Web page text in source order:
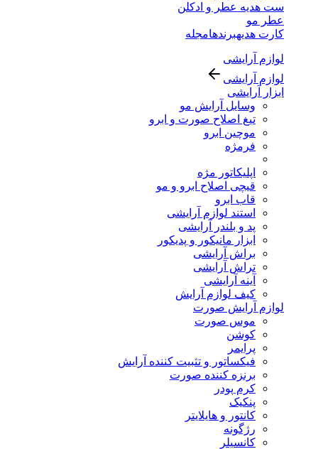
ست هدیه عطر و ادکلن
عطر مو
کارت هدیهبرندهامجله
لوازم آرایشی
لوازم آرایشی
ابزار آرایشی
وسایل آرایش مو
تیغ اصلاح صورت و ابرو
موچین ابرو
فرمژه
اپلیکاتور مژه
قیچی اصلاح ابرو و مو
قاب ابرو
استند لوازم آرایشی
پد و بلندر آرایشی
ابزار مانیکور و پدیکور
براش آرایشی
تراش آرایشی
آینه آرایشی
کیف لوازم آرایش
لوازم آرایش صورت
موس صورت
کوشن
پرایمر
فیکساتور و تثبیت کننده آرایش
برنزه کننده صورت
کرم پودر
پنکیک
کانتور و هایلایتر
رژگونه
کانسیلر